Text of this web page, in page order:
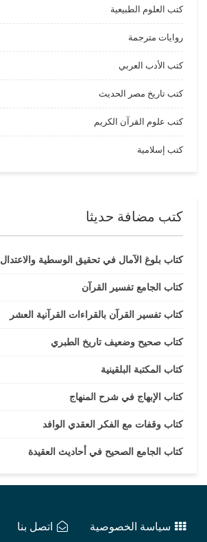
كتب العلوم الطبيعية
روايات مترجمة
كتب الأدب العربي
كتب تاريخ مصر الحديث
كتب علوم القرآن الكريم
كتب إسلامية
كتب مضافة حديثا
كتاب بلوغ الآمال في تحقيق الوسطية والاعتدال
كتاب الجامع تفسير القرآن
كتاب تفسير القرآن بالقراءات القرآنية العشر
كتاب صحيح وضعيف تاريخ الطبري
كتاب المكتبة البلقينية
كتاب الإبهاج في شرح المنهاج
كتاب وقفات مع الفكر العقدي الوافد
كتاب الجامع الصحيح في أحاديث العقيدة
سياسة الخصوصية اتصل بنا